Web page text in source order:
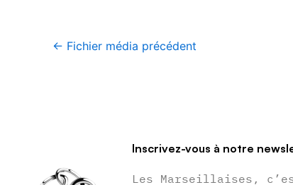
← Fichier média précédent
Inscrivez-vous à notre
Les Marseillaises,